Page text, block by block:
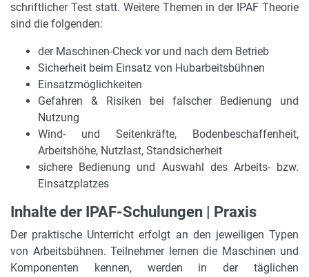
schriftlicher Test statt. Weitere Themen in der IPAF Theorie
sind die folgenden:
der Maschinen-Check vor und nach dem Betrieb
Sicherheit beim Einsatz von Hubarbeitsbühnen
Einsatzmöglichkeiten
Gefahren & Risiken bei falscher Bedienung und
Nutzung
Wind- und Seitenkräfte, Bodenbeschaffenheit,
Arbeitshöhe, Nutzlast, Standsicherheit
sichere Bedienung und Auswahl des Arbeits- bzw.
Einsatzplatzes
Inhalte der IPAF-Schulungen | Praxis
Der praktische Unterricht erfolgt an den jeweiligen Typen
von Arbeitsbühnen. Teilnehmer lernen die Maschinen und
Komponenten kennen, werden in der täglichen